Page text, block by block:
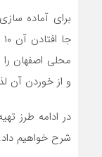
محلی اصفهان
و از خوردن آن
در ادامه طرز
شرح خواهیم داد.